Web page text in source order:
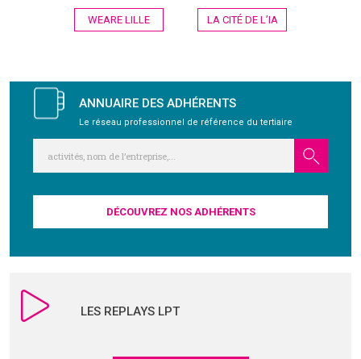
Navigation
de
WEARE LILLE LA CITÉ DE L’IA
ANNUAIRE DES ADHÉRENTS
Le réseau professionnel de référence du tertiaire
DÉCOUVREZ NOS ADHÉRENTS
LES REPLAYS LPT